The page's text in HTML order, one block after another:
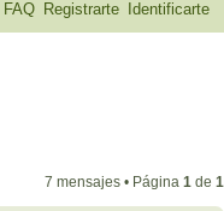
FAQ Registrarte Identificarte
7 mensajes • Página 1 de 1